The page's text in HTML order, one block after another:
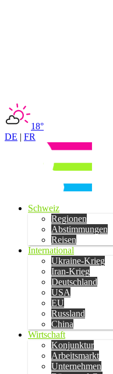
18°
DE | FR
Schweiz
Regionen
Abstimmungen
Reisen
International
Ukraine-Krieg
Iran-Krieg
Deutschland
USA
EU
Russland
China
Wirtschaft
Konjunktur
Arbeitsmarkt
Unternehmen